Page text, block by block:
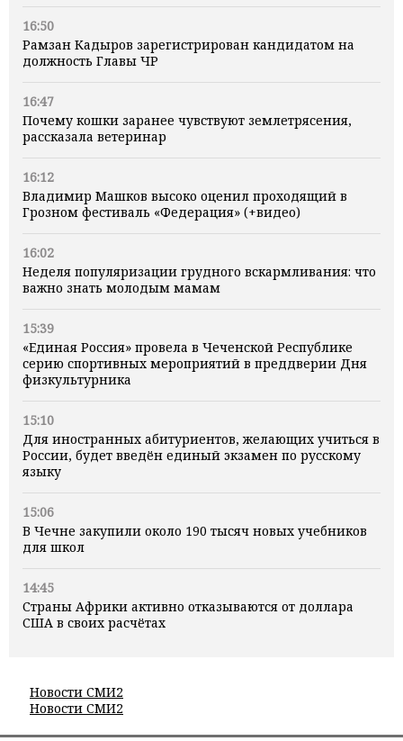
16:50
Рамзан Кадыров зарегистрирован кандидатом на
должность Главы ЧР
16:47
Почему кошки заранее чувствуют землетрясения,
рассказала ветеринар
16:12
Владимир Машков высоко оценил проходящий в
Грозном фестиваль «Федерация» (+видео)
16:02
Неделя популяризации грудного вскармливания: что
важно знать молодым мамам
15:39
«Единая Россия» провела в Чеченской Республике
серию спортивных мероприятий в преддверии Дня
физкультурника
15:10
Для иностранных абитуриентов, желающих учиться в
России, будет введён единый экзамен по русскому
языку
15:06
В Чечне закупили около 190 тысяч новых учебников
для школ
14:45
Страны Африки активно отказываются от доллара
США в своих расчётах
Новости СМИ2
Новости СМИ2